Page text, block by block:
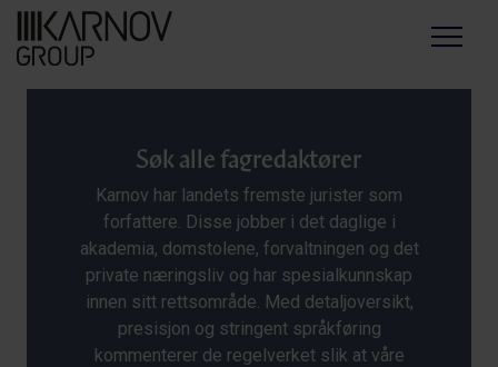
Menu
Søk alle fagredaktører
Karnov har landets fremste jurister som
forfattere. Disse jobber i det daglige i
akademia, domstolene, forvaltningen og det
private næringsliv og har spesialkunnskap
innen sitt rettsområde. Med detaljoversikt,
presisjon og stringent språkføring
kommenterer de regelverket slik at våre